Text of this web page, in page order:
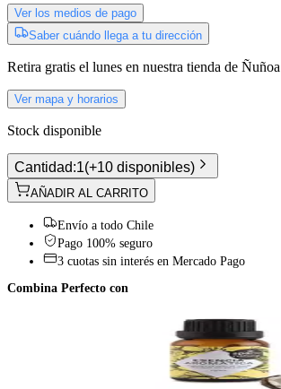
Ver los medios de pago
Saber cuándo llega a tu dirección
Retira gratis el lunes en nuestra tienda de Ñuñoa
Ver mapa y horarios
Stock disponible
Cantidad:1(+10 disponibles)
AÑADIR AL CARRITO
Envío a todo Chile
Pago 100% seguro
3 cuotas sin interés en Mercado Pago
Combina Perfecto con